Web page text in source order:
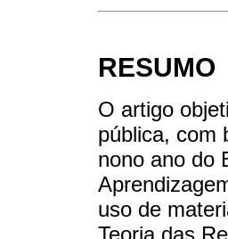
RESUMO
O artigo
pública, com
nono ano do
uso de